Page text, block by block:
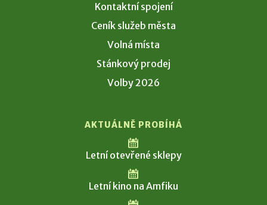
Kontaktní spojení
Ceník služeb města
Volná místa
Stánkový prodej
Volby 2026
AKTUÁLNĚ PROBÍHÁ
Letní otevřené sklepy
Letní kino na Amfiku